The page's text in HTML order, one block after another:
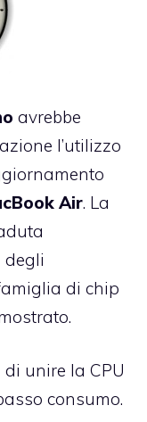
avrebbe
l’utilizzo
Air. La
degli
di chip
unire la CPU
consumo.